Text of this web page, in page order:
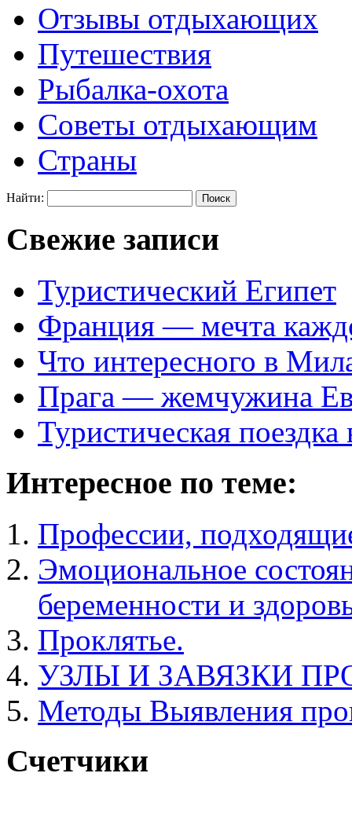
Отзывы отдыхающих
Путешествия
Рыбалка-охота
Советы отдыхающим
Страны
Найти:
Свежие записи
Туристический Египет
Франция — мечта
Что интересного в
Прага — жемчужина
Туристическая
Интересное по теме:
Профессии,
Эмоциональное
беременности и
Проклятье.
УЗЛЫ И ЗАВЯЗКИ
Методы Выявления
Счетчики